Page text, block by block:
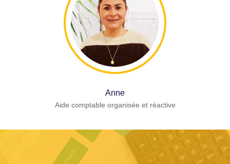
Anne
Aide comptable organisée et réactive